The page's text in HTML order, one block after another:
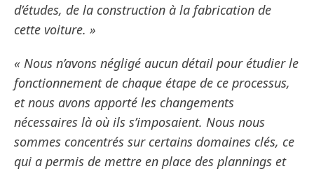
d’études, de la construction à la fabrication de
cette voiture. »
« Nous n’avons négligé aucun détail pour étudier le
fonctionnement de chaque étape de ce processus,
et nous avons apporté les changements
nécessaires là où ils s’imposaient. Nous nous
sommes concentrés sur certains domaines clés, ce
qui a permis de mettre en place des plannings et